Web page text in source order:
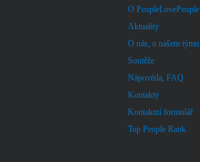
O PeopleLovePeople
Aktuality
O nás, o našem týmu
Soutěže
Nápověda, FAQ
Kontakty
Kontaktní formulář
Top People Rank